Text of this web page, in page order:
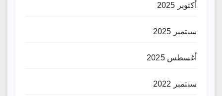
أكتوبر 2025
سبتمبر 2025
أغسطس 2025
سبتمبر 2022